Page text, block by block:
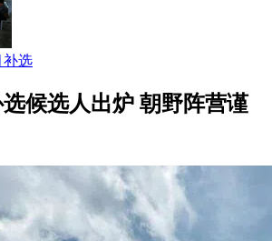
补选
候选人出炉 朝野阵营谨